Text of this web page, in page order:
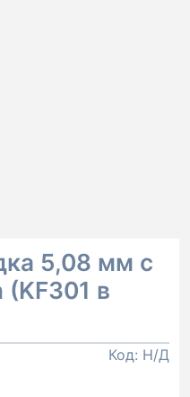
5,08 мм с
в
Код: Н/Д